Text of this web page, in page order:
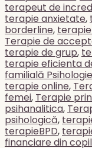
terapeut de
terapie anxietate,
borderline,
Terapie de
terapie de grup,
terapie eficienta
familială
terapie online,
femei, Terapie
psihanalitica,
psihologică,
terapieBPD,
financiare din